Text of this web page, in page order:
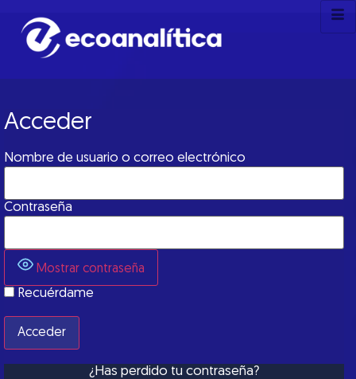
Acceder
Nombre de usuario o correo electrónico
Contraseña
Mostrar contraseña
Recuérdame
¿Has perdido tu contraseña?